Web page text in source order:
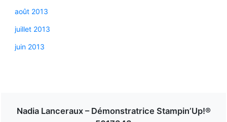
août 2013
juillet 2013
juin 2013
Nadia Lanceraux – Démonstratrice Stampin’Up!®